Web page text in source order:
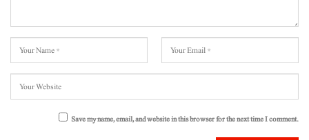
Save my name, email, and website in this browser for the next time I comment.